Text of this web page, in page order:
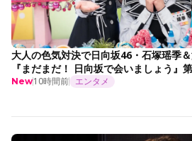
大人の色気対決で日向坂46・石塚瑶季
『まだまだ！ 日向坂で会いましょう』
New10時間前 エンタメ